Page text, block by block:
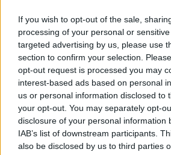
If you wish to opt-out of the sale,
processing of your personal or
targeted advertising by us, please use
section to confirm your selection.
opt-out request is processed you may
interest-based ads based on personal
us or personal information disclosed to
your opt-out. You may separately opt-
disclosure of your personal information
IAB’s list of downstream participants.
also be disclosed by us to third parties
possibilista sullo svolgimento
Lazio-Torino sarà rinviata?
In attesa che nella giornata
risultati dei tamponi fatti ieri,
sabato dai componenti del
del Torino hanno dato esito
situazione dovesse